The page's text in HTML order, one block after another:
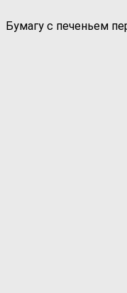
Бумагу с печеньем